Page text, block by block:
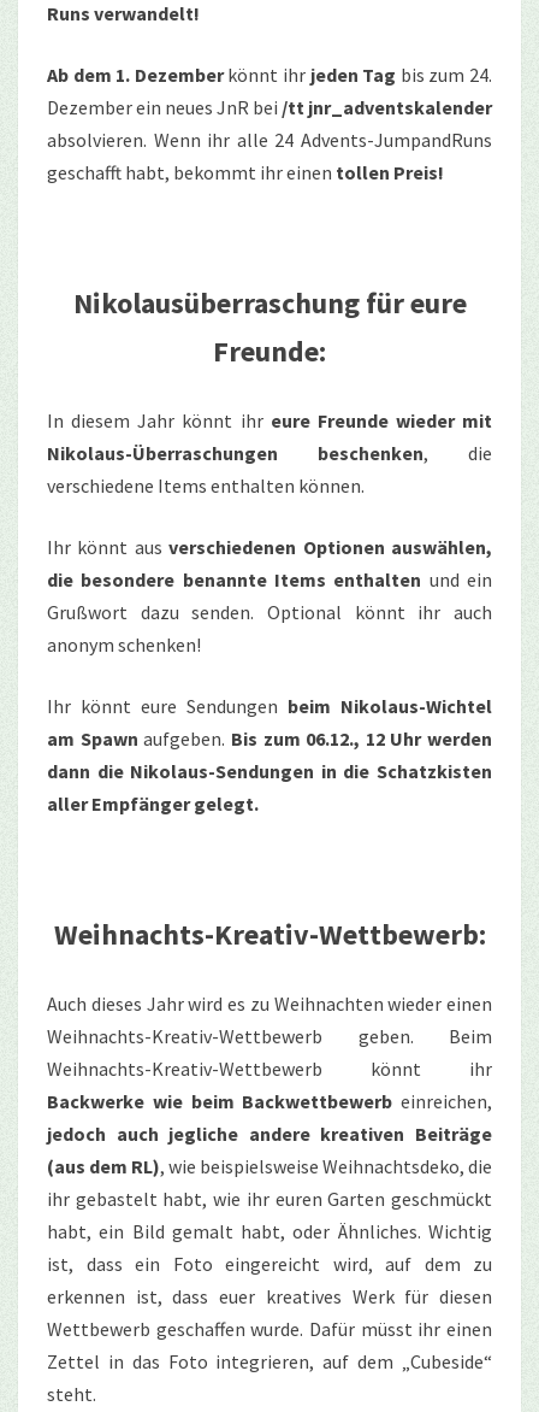
Runs verwandelt!
Ab dem 1. Dezemberkönnt ihr jeden Tag bis zum 24.
Dezember ein neues JnR bei /tt jnr_adventskalender
absolvieren. Wenn ihr alle 24 Advents-JumpandRuns
geschafft habt, bekommt ihr einen tollen Preis!
Nikolausüberraschung für eure
Freunde:
In diesem Jahr könnt ihr eure Freunde wieder mit
Nikolaus-Überraschungen beschenken, die
verschiedene Items enthalten können.
Ihr könnt aus verschiedenen Optionen auswählen,
die besondere benannte Items enthalten und ein
Grußwort dazu senden. Optional könnt ihr auch
anonym schenken!
Ihr könnt eure Sendungen beim Nikolaus-Wichtel
am Spawn aufgeben. Bis zum 06.12., 12 Uhr werden
dann die Nikolaus-Sendungen in die Schatzkisten
aller Empfänger gelegt.
Weihnachts-Kreativ-Wettbewerb:
Auch dieses Jahr wird es zu Weihnachten wieder einen
Weihnachts-Kreativ-Wettbewerb geben. Beim
Weihnachts-Kreativ-Wettbewerb könnt ihr
Backwerke wie beim Backwettbewerb einreichen,
jedoch auch jegliche andere kreativen Beiträge
(aus dem RL), wie beispielsweise Weihnachtsdeko, die
ihr gebastelt habt, wie ihr euren Garten geschmückt
habt, ein Bild gemalt habt, oder Ähnliches. Wichtig
ist, dass ein Foto eingereicht wird, auf dem zu
erkennen ist, dass euer kreatives Werk für diesen
Wettbewerb geschaffen wurde. Dafür müsst ihr einen
Zettel in das Foto integrieren, auf dem „Cubeside“
steht.